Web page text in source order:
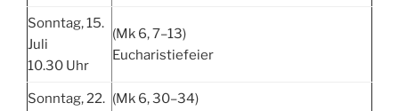
Sonntag, 15.
Juli
10.30 Uhr
(Mk 6, 7–13)
Eucharistiefeier
Sonntag, 22. (Mk 6, 30–34)